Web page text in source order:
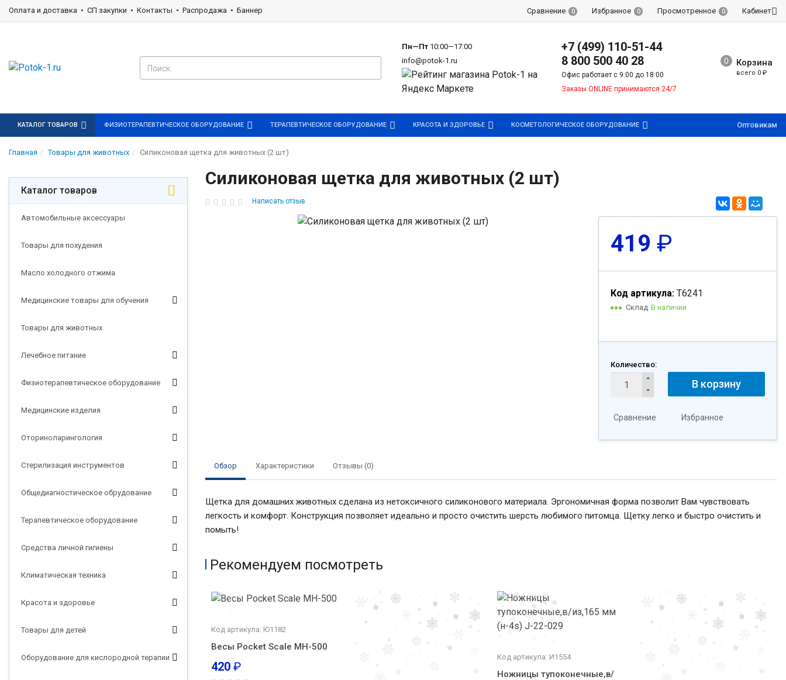
Оплата и доставка СП закупки Контакты Распродажа Баннер Сравнение 0 Избранное 0 Просмотренное 0 Кабинет
Пн—Пт10:00—17:00
info@potok-1.ru
+7 (499) 110-51-44
8 800 500 40 28
Офис работает с 9:00 до 18:00
Заказы ONLINE принимаются 24/7
Корзина
всего 0 ₽
КАТАЛОГ ТОВАРОВ ФИЗИОТЕРАПЕВТИЧЕСКОЕ ОБОРУДОВАНИЕ ТЕРАПЕВТИЧЕСКОЕ ОБОРУДОВАНИЕ КРАСОТА И ЗДОРОВЬЕ КОСМЕТОЛОГИЧЕСКОЕ ОБОРУДОВАНИЕ Оптовикам
Главная Товары для животных Силиконовая щетка для животных (2 шт)
Каталог товаров
Автомобильные аксессуары
Товары для похудения
Масло холодного отжима
Медицинские товары для обучения
Товары для животных
Лечебное питание
Физиотерапевтическое оборудование
Медицинские изделия
Оториноларингология
Стерилизация инструментов
Общедиагностическое обрудование
Терапевтическое оборудование
Средства личной гигиены
Климатическая техника
Красота и здоровье
Товары для детей
Оборудование для кислородной терапии
Силиконовая щетка для животных (2 шт)
Написать отзыв
419 ₽
Код артикула: Т6241
Склад В наличии
Количество:
В корзину
Сравнение Избранное
Обзор Характеристики Отзывы (0)
Щетка для домашних животных сделана из нетоксичного силиконового материала. Эргономичная форма позволит Вам чувствовать
легкость и комфорт. Конструкция позволяет идеально и просто очистить шерсть любимого питомца. Щетку легко и быстро очистить и
помыть!
Рекомендуем посмотреть
Код артикула: Ю1182
Весы Pocket Scale MH-500
420 ₽
Код артикула: И1554
Ножницы тупоконечные,в/